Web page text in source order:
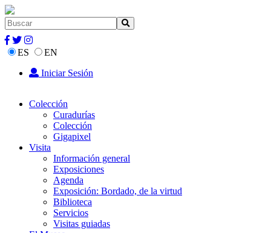
ES
EN
Iniciar Sesión
Colección
Curadurías
Colección
Gigapixel
Visita
Información general
Exposiciones
Agenda
Exposición: Bordado, de la virtud
Biblioteca
Servicios
Visitas guiadas